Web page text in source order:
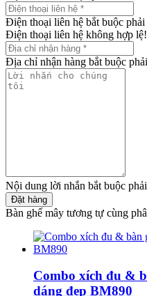
Điện thoại liên hệ bắt buộc
Điện thoại liên hệ không hợp lệ!
Địa chỉ nhận hàng bắt buộc
Nội dung lời nhắn bắt buộc
Đặt hàng
Bàn ghế mây tương tự cùng
Combo xích đu &
dáng đẹp BM890